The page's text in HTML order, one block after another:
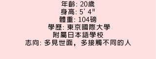
年齡: 20歲
身高: 5' 4"
體重: 104磅
學歷: 東京國際大學
附屬日本語學校
志向: 多見世面，多接觸不同的人